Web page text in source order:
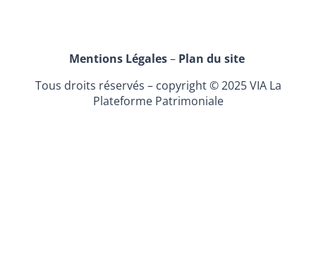
Mentions Légales– Plan du site
Tous droits réservés – copyright © 2025 VIA La
Plateforme Patrimoniale